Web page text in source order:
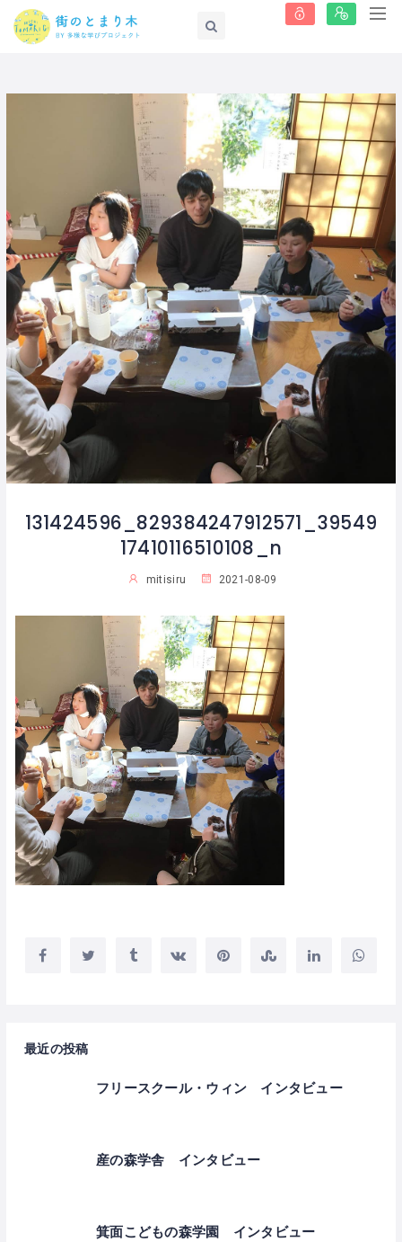
131424596_829384247912571_39549
17410116510108_n
mitisiru 2021-08-09
最近の投稿
フリースクール・ウィン インタビュー
産の森学舎 インタビュー
箕面こどもの森学園 インタビュー